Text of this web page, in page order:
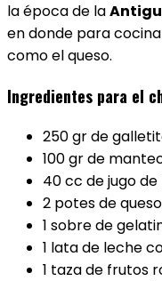
la época de la
en donde para
como el queso.
Ingredientes para el
250 gr de
100 gr de
40 cc de jugo
2 potes de
1 sobre de
1 lata de leche
1 taza de frutos